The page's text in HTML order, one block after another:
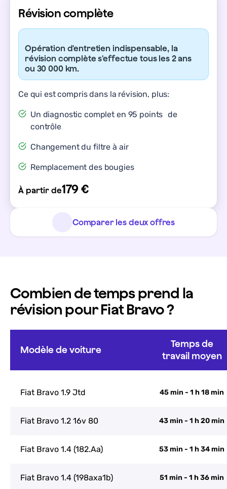
Révision complète
Opération d'entretien indispensable, la
révision complète s'effectue tous les 2 ans
ou 30 000 km.
Ce qui est compris dans la révision, plus:
Un diagnostic complet en 95 points de
contrôle
Changement du filtre à air
Remplacement des bougies
À partir de179 €
Comparer les deux offres
Combien de temps prend la
révision pour Fiat Bravo ?
Modèle de voiture
Temps de
travail moyen
Fiat Bravo 1.9 Jtd 45 min - 1 h 18 min
Fiat Bravo 1.2 16v 80 43 min - 1 h 20 min
Fiat Bravo 1.4 (182.Aa) 53 min - 1 h 34 min
Fiat Bravo 1.4 (198axa1b) 51 min - 1 h 36 min